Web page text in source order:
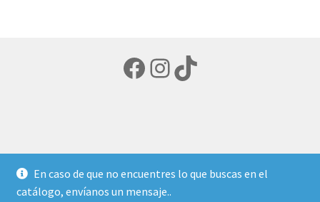
Facebook
Instagram
TikTok
Política de privacidad
Creado con Storefront y
WooCommerce.
En caso de que no encuentres lo que buscas en el
catálogo, envíanos un mensaje..